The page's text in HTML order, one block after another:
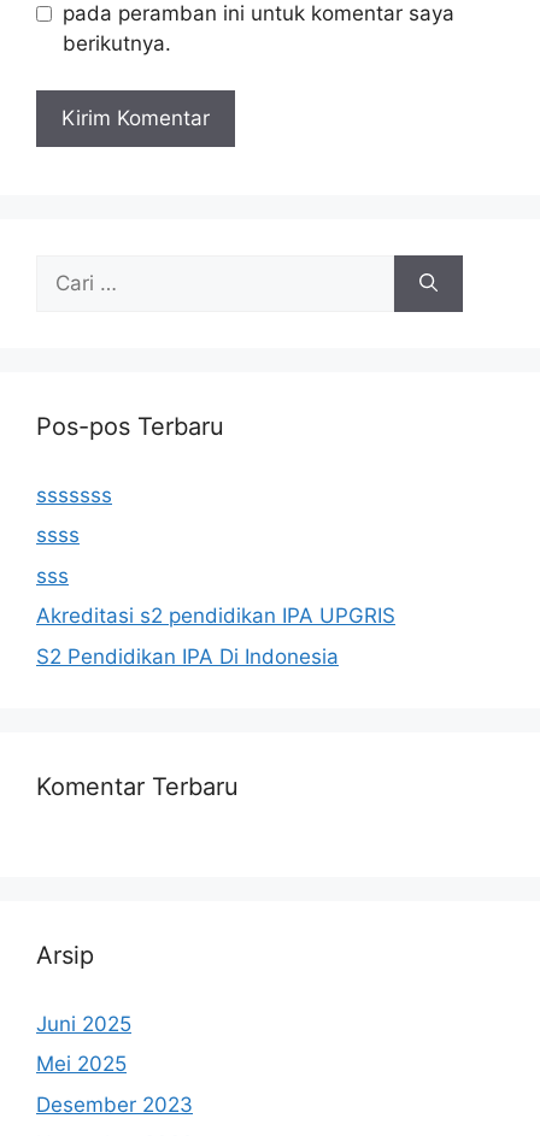
pada peramban ini untuk komentar saya
berikutnya.
untuk:
Pos-pos Terbaru
sssssss
ssss
sss
Akreditasi s2 pendidikan IPA UPGRIS
S2 Pendidikan IPA Di Indonesia
Komentar Terbaru
Arsip
Juni 2025
Mei 2025
Desember 2023